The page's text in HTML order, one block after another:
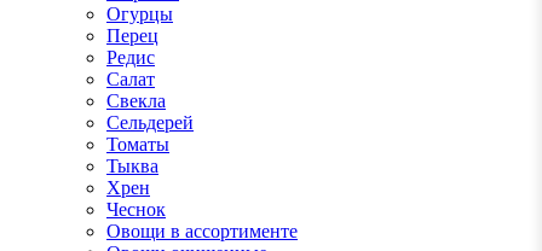
Огурцы
Перец
Редис
Салат
Свекла
Сельдерей
Томаты
Тыква
Хрен
Чеснок
Овощи в ассортименте